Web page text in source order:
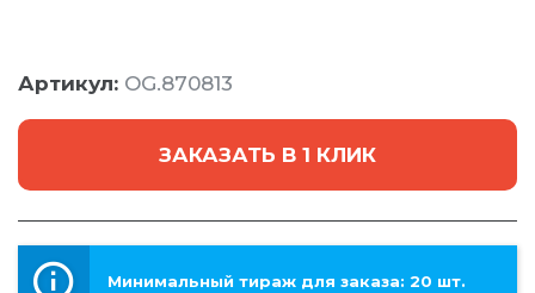
Артикул: OG.870813
ЗАКАЗАТЬ В 1 КЛИК
Минимальный тираж для заказа: 20 шт.